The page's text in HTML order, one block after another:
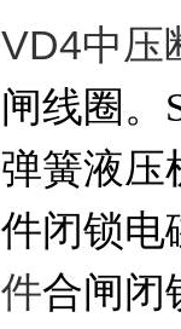
VD4中压
闸线圈。
弹簧液压
件闭锁电
件合闸闭